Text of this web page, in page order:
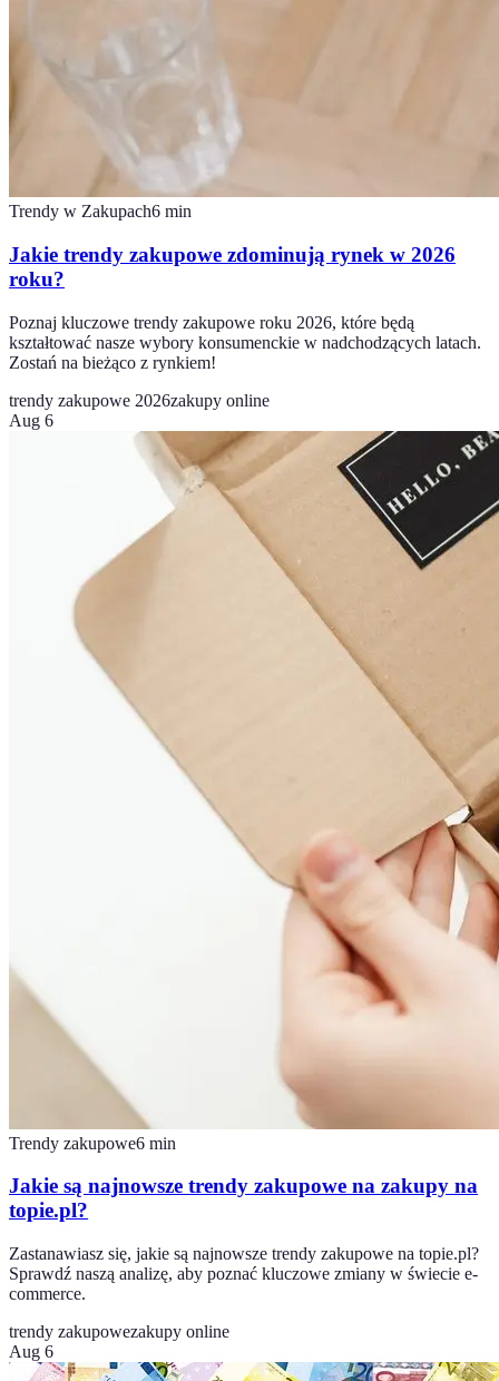
Trendy w Zakupach6 min
Jakie trendy zakupowe zdominują rynek w 2026
roku?
Poznaj kluczowe trendy zakupowe roku 2026, które będą
kształtować nasze wybory konsumenckie w nadchodzących latach.
Zostań na bieżąco z rynkiem!
trendy zakupowe 2026zakupy online
Aug 6
Trendy zakupowe6 min
Jakie są najnowsze trendy zakupowe na zakupy na
topie.pl?
Zastanawiasz się, jakie są najnowsze trendy zakupowe na topie.pl?
Sprawdź naszą analizę, aby poznać kluczowe zmiany w świecie e-
commerce.
trendy zakupowezakupy online
Aug 6